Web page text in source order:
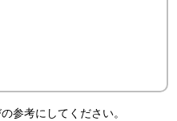
参考にしてください。